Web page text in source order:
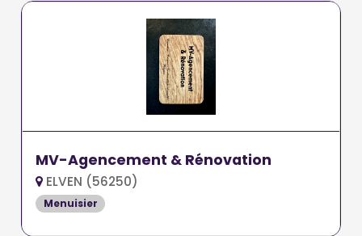
MV-Agencement & Rénovation
ELVEN (56250)
Menuisier